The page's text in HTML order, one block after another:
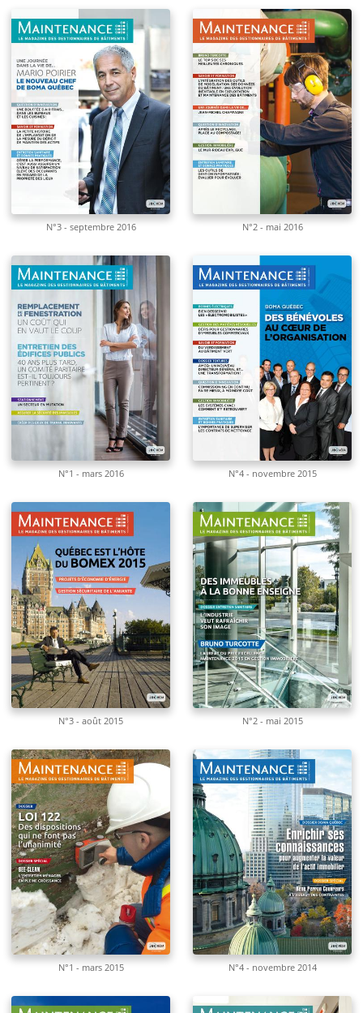
N°3 - septembre 2016 N°2 - mai 2016
N°1 - mars 2016 N°4 - novembre 2015
N°3 - août 2015 N°2 - mai 2015
N°1 - mars 2015 N°4 - novembre 2014